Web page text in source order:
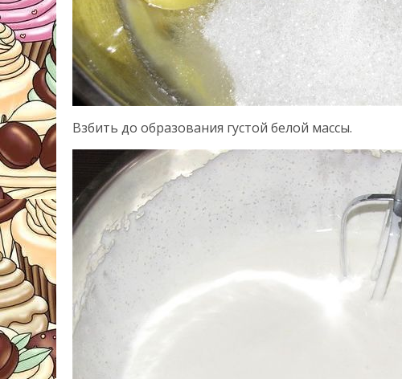
Взбить до образования густой белой массы.